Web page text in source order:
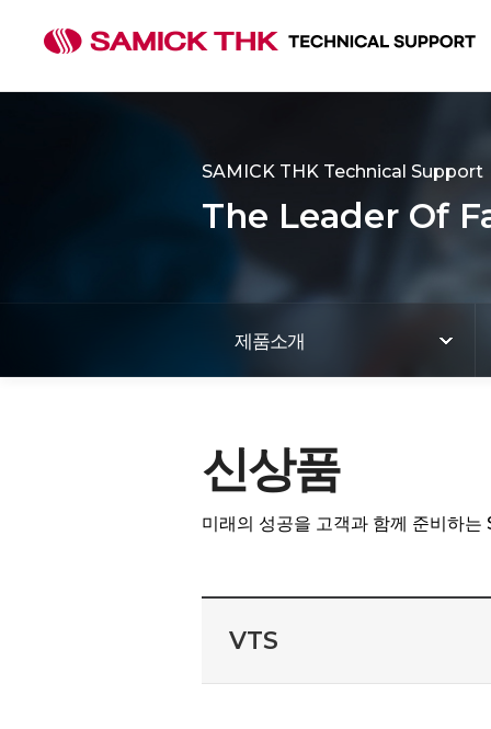
SAMICK THK Technical Support
The Leader Of
제품소개
신상품
미래의 성공을 고객과 함께 준비하
VTS